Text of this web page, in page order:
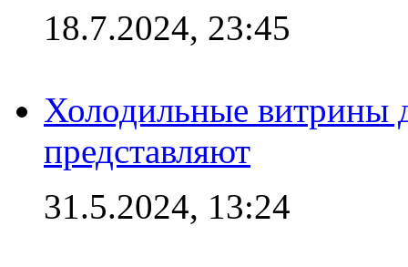
18.7.2024, 23:45
Холодильные витрины
представляют
31.5.2024, 13:24